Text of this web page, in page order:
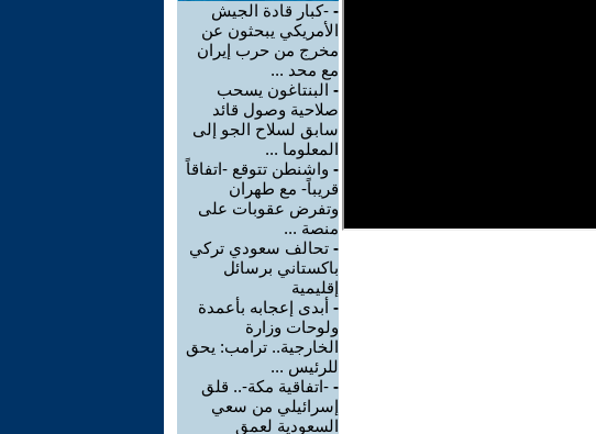
- -كبار قادة الجيش
الأمريكي يبحثون عن
مخرج من حرب إيران
مع محد ...
- البنتاغون يسحب
صلاحية وصول قائد
سابق لسلاح الجو إلى
المعلوما ...
- واشنطن تتوقع -اتفاقاً
قريباً- مع طهران
وتفرض عقوبات على
منصة ...
- تحالف سعودي تركي
باكستاني برسائل
إقليمية
- أبدى إعجابه بأعمدة
ولوحات وزارة
الخارجية.. ترامب: يحق
للرئيس ...
- -اتفاقية مكة-.. قلق
إسرائيلي من سعي
السعودية لعمق